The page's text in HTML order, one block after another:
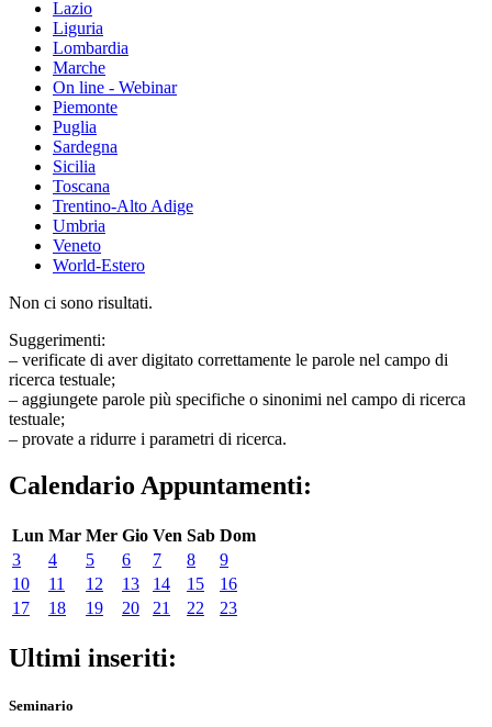
Lazio
Liguria
Lombardia
Marche
On line - Webinar
Piemonte
Puglia
Sardegna
Sicilia
Toscana
Trentino-Alto Adige
Umbria
Veneto
World-Estero
Non ci sono risultati.
Suggerimenti:
– verificate di aver digitato correttamente le parole nel campo di
ricerca testuale;
– aggiungete parole più specifiche o sinonimi nel campo di ricerca
testuale;
– provate a ridurre i parametri di ricerca.
Calendario Appuntamenti:
Lun Mar Mer Gio Ven Sab Dom
3
4 5 6 7 8
9
10
11 12 13 14 15
16
17
18 19 20 21 22 23
Ultimi inseriti:
Seminario